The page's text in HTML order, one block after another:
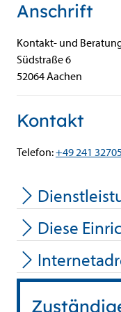
Anschrift
Kontakt- und
Südstraße6
52064Aachen
Kontakt
Telefon:+49 241
Diese